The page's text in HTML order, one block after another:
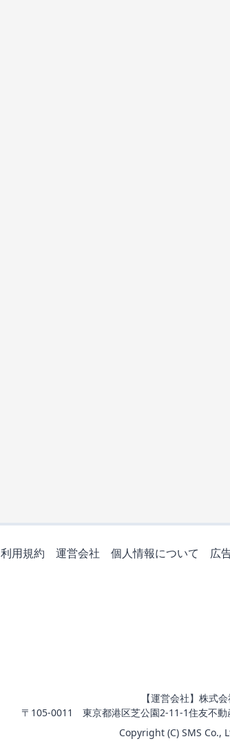
利用規約 運営会社 個人情報について 広
【運営会社】株式
〒105-0011 東京都港区芝公園2-11-1住友不動
Copyright (C) SMS Co.,